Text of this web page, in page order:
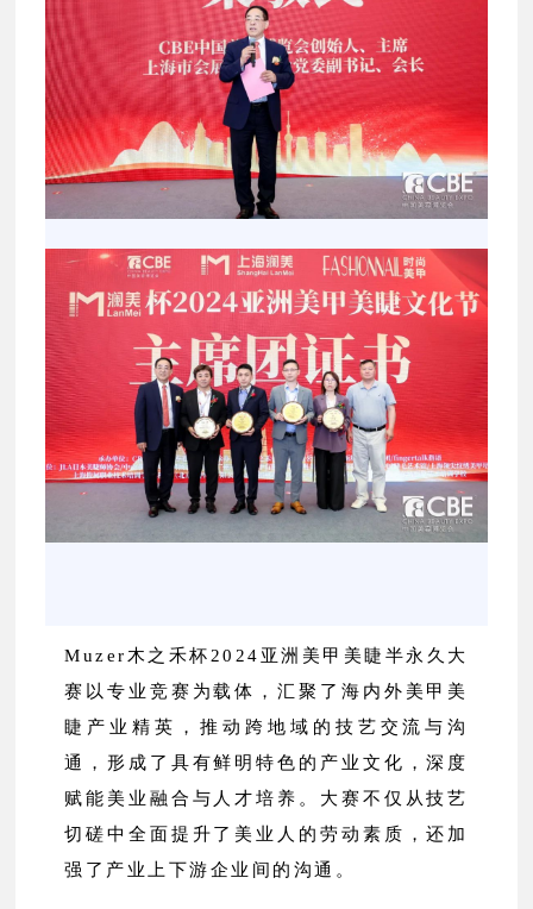
Muzer木之禾杯2024亚洲美甲美睫半永久大
赛以专业竞赛为载体，汇聚了海内外美甲美
睫产业精英，推动跨地域的技艺交流与沟
通，形成了具有鲜明特色的产业文化，深度
赋能美业融合与人才培养。大赛不仅从技艺
切磋中全面提升了美业人的劳动素质，还加
强了产业上下游企业间的沟通。